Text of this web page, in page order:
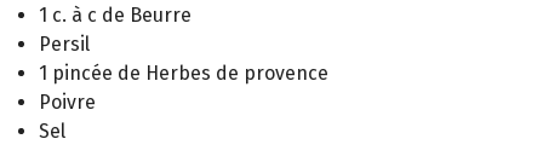
1 c. à c de Beurre
Persil
1 pincée de Herbes de provence
Poivre
Sel